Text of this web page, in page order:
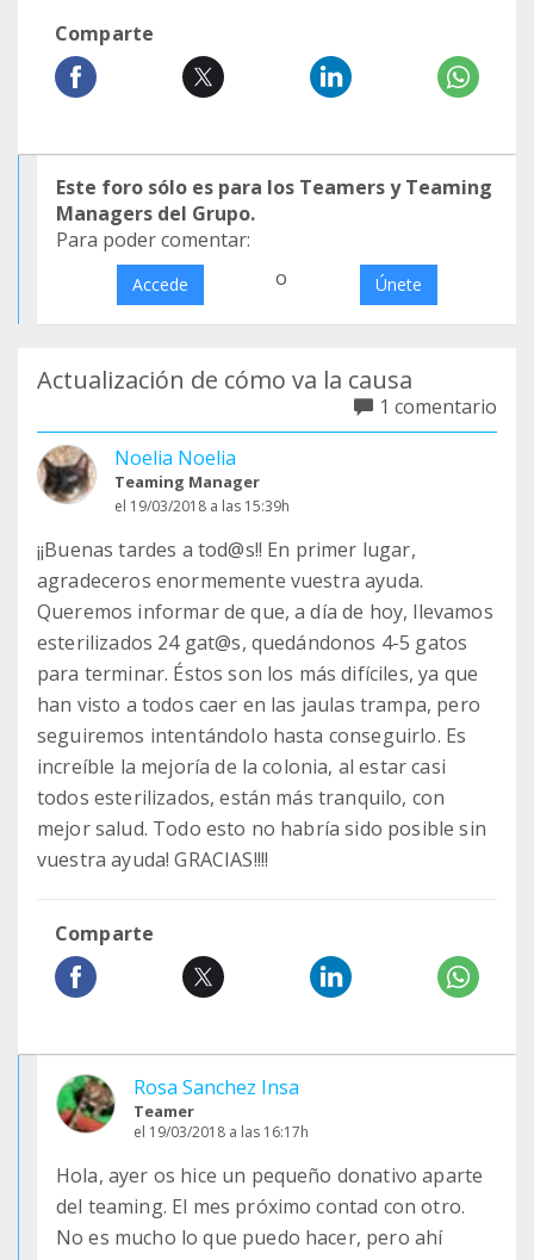
Comparte
Este foro sólo es para los Teamers y Teaming
Managers del Grupo.
Para poder comentar:
Accede o Únete
Actualización de cómo va la causa
1 comentario
Noelia Noelia
Teaming Manager
el 19/03/2018 a las 15:39h
¡¡Buenas tardes a tod@s!! En primer lugar,
agradeceros enormemente vuestra ayuda.
Queremos informar de que, a día de hoy, llevamos
esterilizados 24 gat@s, quedándonos 4-5 gatos
para terminar. Éstos son los más difíciles, ya que
han visto a todos caer en las jaulas trampa, pero
seguiremos intentándolo hasta conseguirlo. Es
increíble la mejoría de la colonia, al estar casi
todos esterilizados, están más tranquilo, con
mejor salud. Todo esto no habría sido posible sin
vuestra ayuda! GRACIAS!!!!
Comparte
Rosa Sanchez Insa
Teamer
el 19/03/2018 a las 16:17h
Hola, ayer os hice un pequeño donativo aparte
del teaming. El mes próximo contad con otro.
No es mucho lo que puedo hacer, pero ahí